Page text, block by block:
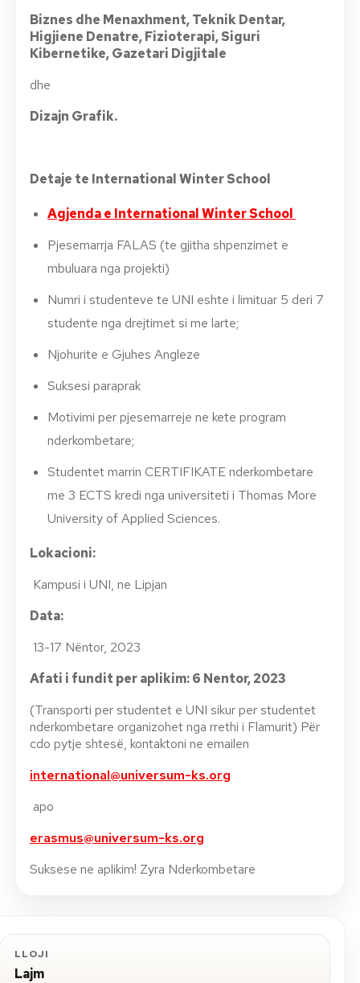
Biznes dhe Menaxhment, Teknik Dentar,
Higjiene Denatre, Fizioterapi, Siguri
Kibernetike, Gazetari Digjitale
dhe
Dizajn Grafik.
Detaje te International Winter School
Agjenda e International Winter School
Pjesemarrja FALAS (te gjitha shpenzimet e
mbuluara nga projekti)
Numri i studenteve te UNI eshte i limituar 5 deri 7
studente nga drejtimet si me larte;
Njohurite e Gjuhes Angleze
Suksesi paraprak
Motivimi per pjesemarreje ne kete program
nderkombetare;
Studentet marrin CERTIFIKATE nderkombetare
me 3 ECTS kredi nga universiteti i Thomas More
University of Applied Sciences.
Lokacioni:
Kampusi i UNI, ne Lipjan
Data:
13-17 Nëntor, 2023
Afati i fundit per aplikim: 6 Nentor, 2023
(Transporti per studentet e UNI sikur per studentet
nderkombetare organizohet nga rrethi i Flamurit) Për
cdo pytje shtesë, kontaktoni ne emailen
international@universum-ks.org
apo
erasmus@universum-ks.org
Suksese ne aplikim! Zyra Nderkombetare
LLOJI
Lajm